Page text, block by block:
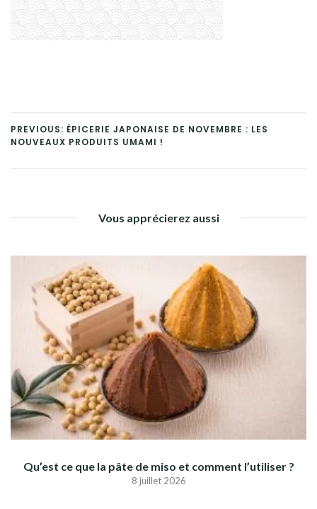
PREVIOUS: ÉPICERIE JAPONAISE DE NOVEMBRE : LES
NOUVEAUX PRODUITS UMAMI !
Vous apprécierez aussi
Qu’est ce que la pâte de miso et comment l’utiliser ?
8 juillet 2026